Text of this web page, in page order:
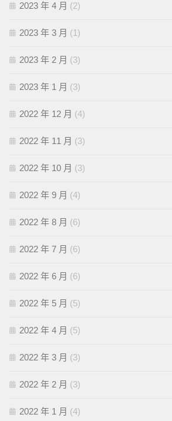
2023 年 4 月 (2)
2023 年 3 月 (1)
2023 年 2 月 (3)
2023 年 1 月 (3)
2022 年 12 月 (4)
2022 年 11 月 (3)
2022 年 10 月 (3)
2022 年 9 月 (4)
2022 年 8 月 (6)
2022 年 7 月 (6)
2022 年 6 月 (6)
2022 年 5 月 (5)
2022 年 4 月 (5)
2022 年 3 月 (3)
2022 年 2 月 (3)
2022 年 1 月 (4)